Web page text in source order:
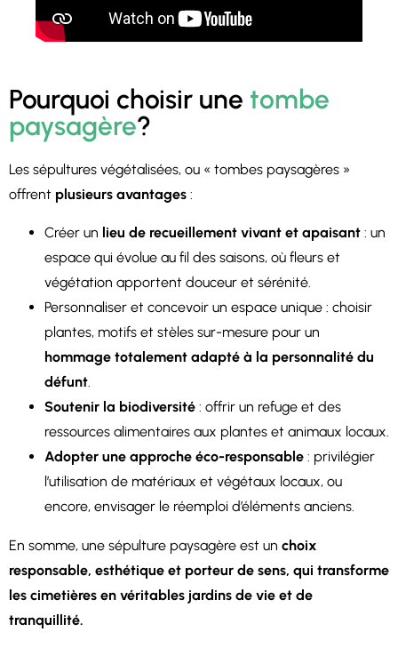
Pourquoi choisir une tombe
paysagère?
Les sépultures végétalisées, ou « tombes paysagères »
offrent plusieurs avantages :
Créer un lieu de recueillement vivant et apaisant : un
espace qui évolue au fil des saisons, où fleurs et
végétation apportent douceur et sérénité.
Personnaliser et concevoir un espace unique : choisir
plantes, motifs et stèles sur-mesure pour un
hommage totalement adapté à la personnalité du
défunt.
Soutenir la biodiversité : offrir un refuge et des
ressources alimentaires aux plantes et animaux locaux.
Adopter une approche éco-responsable : privilégier
l’utilisation de matériaux et végétaux locaux, ou
encore, envisager le réemploi d’éléments anciens.
En somme, une sépulture paysagère est un choix
responsable, esthétique et porteur de sens, qui transforme
les cimetières en véritables jardins de vie et de
tranquillité.